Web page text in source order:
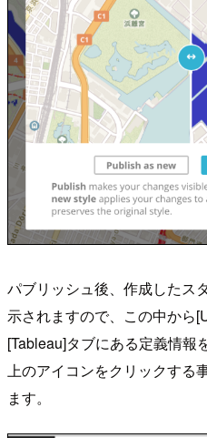
パブリッシュ後、作成したス
示されますので、この中から
[Tableau]タブにある定義情報
上のアイコンをクリックする
ます。